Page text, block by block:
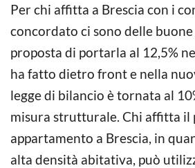
Per chi affitta a Brescia con i
concordato ci sono delle
proposta di portarla al 12,5%
ha fatto dietro front e nella
legge di bilancio è tornata al
misura strutturale. Chi affitta il
appartamento a Brescia, in
alta densità abitativa, può